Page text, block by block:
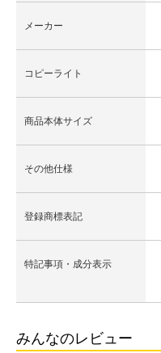
メーカー
コピーライト
商品本体サイズ
その他仕様
登録商標表記
特記事項・成分表示
みんなのレビュー